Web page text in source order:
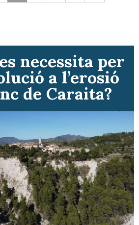
necessita per
a l’erosió
de Caraita?